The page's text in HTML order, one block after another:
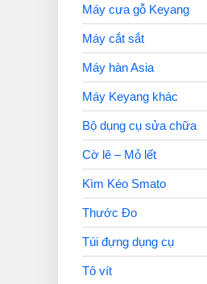
Máy cưa gỗ Keyang
Máy cắt sắt
Máy hàn Asia
Máy Keyang khác
Bộ dụng cụ sửa chữa
Cờ lê – Mỏ lết
Kìm Kéo Smato
Thước Đo
Túi đựng dụng cụ
Tô vít